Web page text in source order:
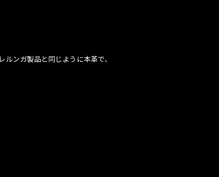
ンガ製品と同じように本革で、